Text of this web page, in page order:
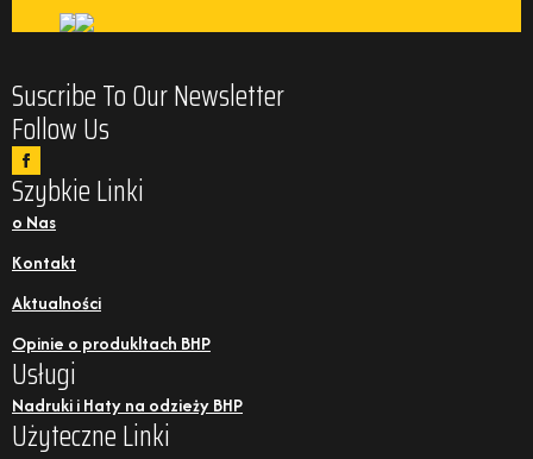
Follow Us
Szybkie Linki
o Nas
Kontakt
Aktualności
Opinie o produkltach BHP
Usługi
Nadruki i Haty na odzieży BHP
Użyteczne Linki
Polityka Prywatnosci